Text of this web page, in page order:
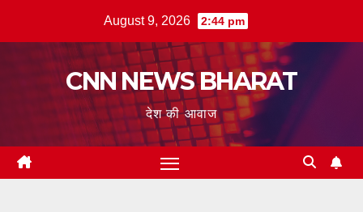
August 9, 2026 2:44 pm
CNN NEWS BHARAT
देश की आवाज